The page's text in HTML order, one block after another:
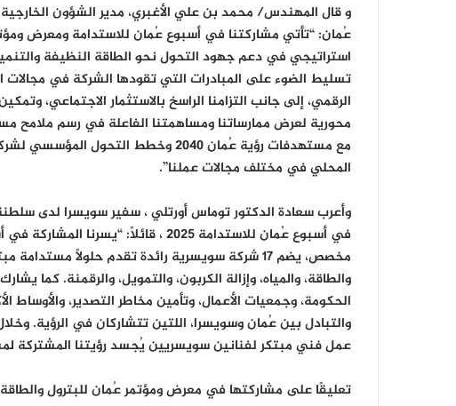
و قال المهندس/ محمد بن علي الأغبري، مدير الشؤون
عُمان: “تأتي مشاركتنا في أسبوع عُمان للاستدامة ومعرض
استراتيجي في دعم جهود التحول نحو الطاقة النظيفة
تسليط الضوء على المبادرات التي تقودها الشركة في مجالات
الرقمي، إلى جانب التزامنا الراسخ بالاستثمار الاجتماعي،
محورية لعرض ممارساتنا ومساهمتنا الفاعلة في رسم
مع مستهدفات رؤية عُمان 2040 وخطط
المحلي في مختلف مجالات عملنا”.
وأعرب سعادة الدكتور توماس أورتلي ، سفير سويسرا لدى
مخصص، يضم 17 شركة سويسرية رائدة تقدم حلولًا
والطاقة، والمياه، وإزالة الكربون، والتمويل، والرقمنة.
الحكومة، وجمعيات الأعمال، وتأمين مخاطر التصدير، والأوساط
عمل فني مبتكر لفنانين سويسريين يُجسد رؤيتنا المشتركة
تعليقًا على مشاركتها في معرض ومؤتمر عُمان للبترول والطاقة 2025،